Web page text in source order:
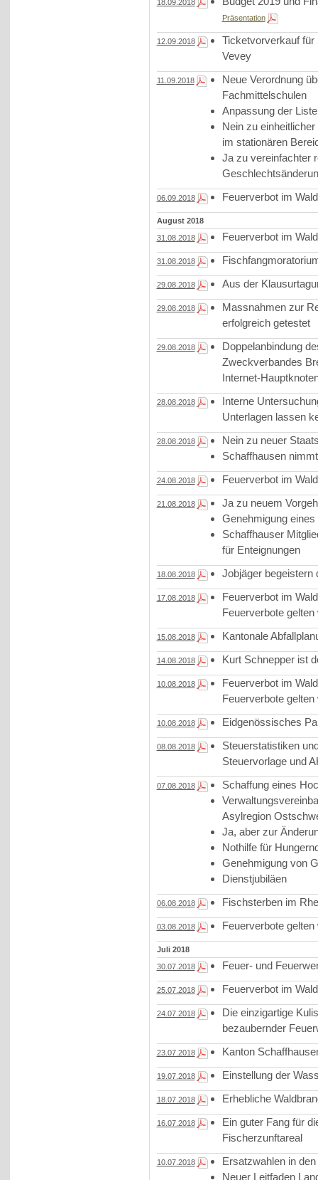
18.09.2018
Präsentation
12.09.2018
Ticketvorverkauf für
Vevey
11.09.2018
Neue Verordnung
Fachmittelschulen
Anpassung der
Nein zu
im stationären
Ja zu vereinfachter
06.09.2018 Feuerverbot im
August 2018
31.08.2018
Feuerverbot im
31.08.2018
29.08.2018 Aus der
29.08.2018
Massnahmen zur
erfolgreich getestet
29.08.2018
Doppelanbindung
Zweckverbandes
Internet-
28.08.2018
Interne
Unterlagen lassen
28.08.2018
Nein zu neuer
Schaffhausen
24.08.2018 Feuerverbot im
21.08.2018
Ja zu neuem
Genehmigung
Schaffhauser
für Enteignungen
18.08.2018 Jobjäger begeistern
17.08.2018
Feuerverbot im
Feuerverbote gelten
15.08.2018 Kantonale
14.08.2018 Kurt Schnepper ist
10.08.2018
Feuerverbot im
Feuerverbote gelten
10.08.2018 Eidgenössisches
08.08.2018
Steuerstatistiken
Steuervorlage und
07.08.2018
Schaffung eines
Asylregion
Ja, aber zur
Nothilfe für
Genehmigung von
Dienstjubiläen
06.08.2018 Fischsterben im
03.08.2018 Feuerverbote gelten
Juli 2018
30.07.2018
Feuer- und
25.07.2018 Feuerverbot im
24.07.2018
Die einzigartige
bezaubernder
23.07.2018 Kanton
19.07.2018 Einstellung der
18.07.2018 Erhebliche
16.07.2018
Ein guter Fang für
Fischerzunftareal
10.07.2018
Ersatzwahlen in
Neuer Leitfaden